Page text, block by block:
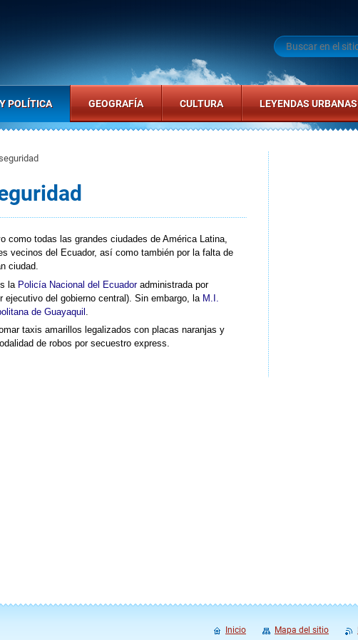
como todas las grandes ciudades de América Latina,
vecinos del Ecuador, así como también por la falta de
ciudad.
la Policía Nacional del Ecuadoradministrada por
ejecutivo del gobierno central). Sin embargo, la M.I.
de Guayaquil
taxis amarillos legalizados con placas naranjas y
de robos por secuestro express.
POLÍTICA GEOGRAFÍA CULTURA LEYENDAS URBANAS
Inicio Mapa del sitio